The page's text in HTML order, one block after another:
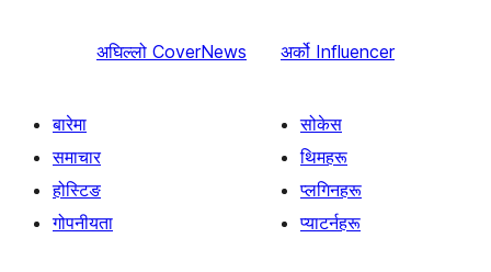
अघिल्लो CoverNews अर्को Influencer
बारेमा
समाचार
होस्टिङ
गोपनीयता
सोकेस
थिमहरू
प्लगिनहरू
प्याटर्नहरू